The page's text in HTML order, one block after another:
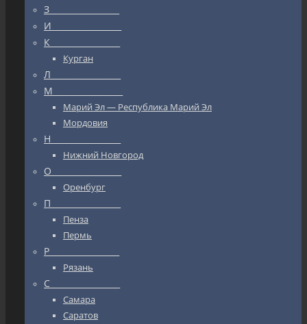
З_________________
И_________________
К_________________
Курган
Л_________________
М_________________
Марий Эл — Республика Марий Эл
Мордовия
Н_________________
Нижний Новгород
О_________________
Оренбург
П_________________
Пенза
Пермь
Р_________________
Рязань
С_________________
Самара
Саратов